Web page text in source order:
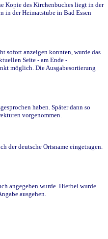
Kopie des Kirchenbuches liegt in der
in der Heimatstube in Bad Essen
sofort anzeigen konnten, wurde das
Seite - am Ende -
möglich. Die Ausgabesortierung
haben. Später dann so
vorgenommen.
der deutsche Ortsname eingetragen.
angegeben wurde. Hierbei wurde
ausgehen.